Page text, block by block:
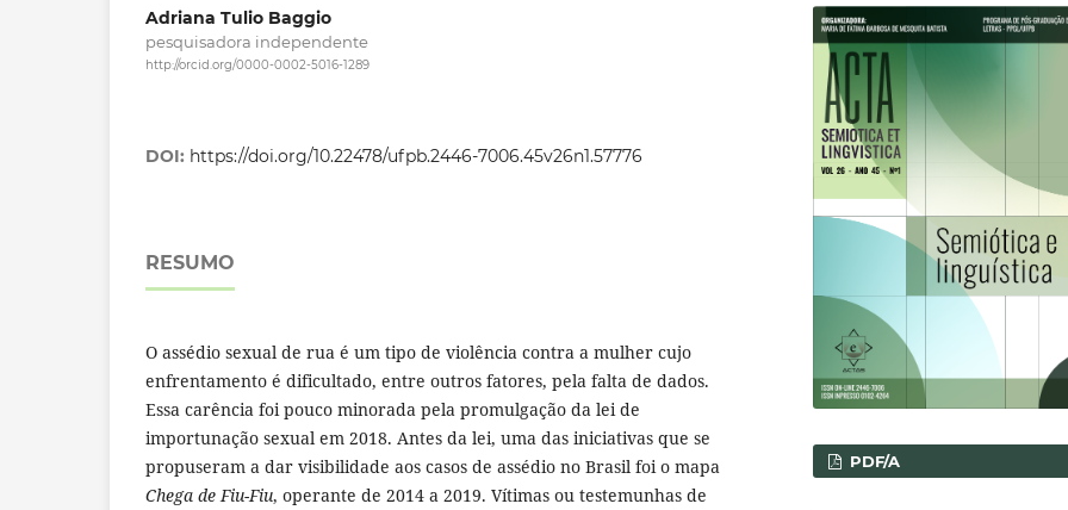
Adriana Tulio Baggio
pesquisadora independente
http://orcid.org/0000-0002-5016-1289
DOI: https://doi.org/10.22478/ufpb.2446-7006.45v26n1.57776
RESUMO
O assédio sexual de rua é um tipo de violência contra a mulher cujo
enfrentamento é dificultado, entre outros fatores, pela falta de dados.
Essa carência foi pouco minorada pela promulgação da lei de
importunação sexual em 2018. Antes da lei, uma das iniciativas que se
propuseram a dar visibilidade aos casos de assédio no Brasil foi o mapa
Chega de Fiu-Fiu, operante de 2014 a 2019. Vítimas ou testemunhas de
PDF/A